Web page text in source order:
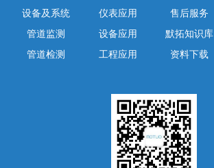
设备及系统
管道监测
管道检测
仪表应用
设备应用
工程应用
售后服务
默拓知识库
资料下载